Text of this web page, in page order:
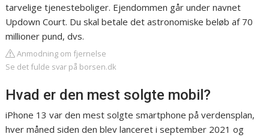
tarvelige tjenesteboliger. Ejendommen går under navnet
Updown Court. Du skal betale det astronomiske beløb af 70
millioner pund, dvs.
Anmodning om fjernelse
Se det fulde svar på borsen.dk
Hvad er den mest solgte mobil?
iPhone 13 var den mest solgte smartphone på verdensplan,
hver måned siden den blev lanceret i september 2021 og